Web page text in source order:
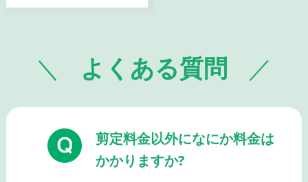
よくある質問
剪定料金以外になにか料金は
かかりますか?